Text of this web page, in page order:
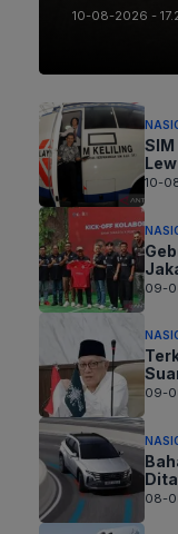
10-08-2026 -
10-
09-
09-
08-